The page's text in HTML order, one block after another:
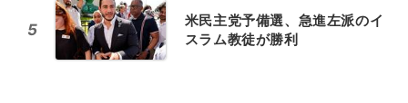
5
米民主党予備選、急進左派のイ
スラム教徒が勝利